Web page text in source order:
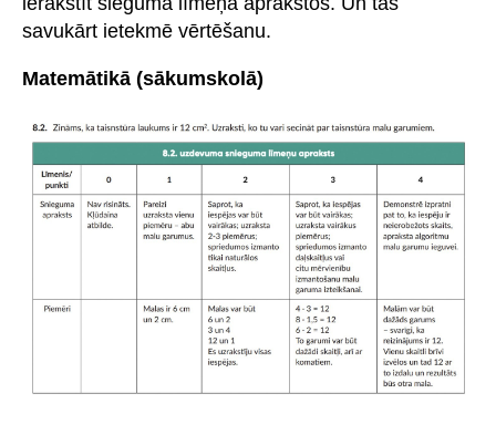
savukārt ietekmē vērtēšanu.
Matemātikā (sākumskolā)